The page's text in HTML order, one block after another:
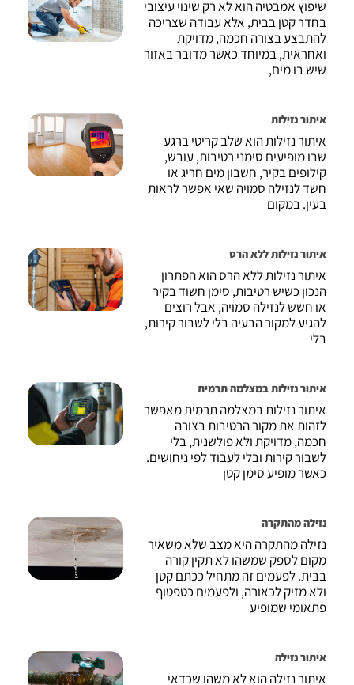
שיפוץ אמבטיה הוא לא רק שינוי עיצובי
בחדר קטן בבית, אלא עבודה שצריכה
להתבצע בצורה חכמה, מדויקת
ואחראית, במיוחד כאשר מדובר באזור
שיש בו מים,
איתור נזילות
איתור נזילות הוא שלב קריטי ברגע
שבו מופיעים סימני רטיבות, עובש,
קילופים בקיר, חשבון מים חריג או
חשד לנזילה סמויה שאי אפשר לראות
בעין. במקום
איתור נזילות ללא הרס
איתור נזילות ללא הרס הוא הפתרון
הנכון כשיש רטיבות, סימן חשוד בקיר
או חשש לנזילה סמויה, אבל רוצים
להגיע למקור הבעיה בלי לשבור קירות,
בלי
איתור נזילות במצלמה תרמית
איתור נזילות במצלמה תרמית מאפשר
לזהות את מקור הרטיבות בצורה
חכמה, מדויקת ולא פולשנית, בלי
לשבור קירות ובלי לעבוד לפי ניחושים.
כאשר מופיע סימן קטן
נזילה מהתקרה
נזילה מהתקרה היא מצב שלא משאיר
מקום לספק שמשהו לא תקין קורה
בבית. לפעמים זה מתחיל ככתם קטן
ולא מזיק לכאורה, ולפעמים כטפטוף
פתאומי שמופיע
איתור נזילה
איתור נזילה הוא לא משהו שכדאי